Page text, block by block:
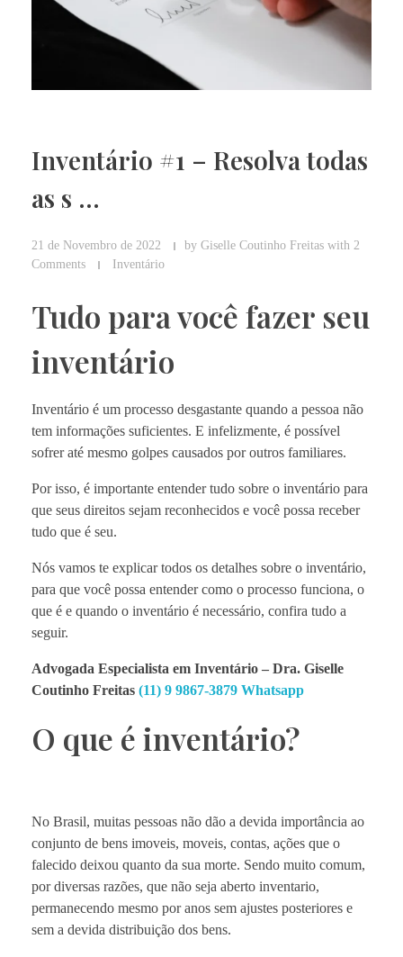
Inventário #1 – Resolva todas
as s …
21 de Novembro de 2022 by Giselle Coutinho Freitas with 2
Comments
Inventário
Tudo para você fazer seu
inventário
Inventário é um processo desgastante quando a pessoa não
tem informações suficientes. E infelizmente, é possível
sofrer até mesmo golpes causados por outros familiares.
Por isso, é importante entender tudo sobre o inventário para
que seus direitos sejam reconhecidos e você possa receber
tudo que é seu.
Nós vamos te explicar todos os detalhes sobre o inventário,
para que você possa entender como o processo funciona, o
que é e quando o inventário é necessário, confira tudo a
seguir.
Advogada Especialista em Inventário – Dra. Giselle
Coutinho Freitas (11) 9 9867-3879 Whatsapp
O que é inventário?
No Brasil, muitas pessoas não dão a devida importância ao
conjunto de bens imoveis, moveis, contas, ações que o
falecido deixou quanto da sua morte. Sendo muito comum,
por diversas razões, que não seja aberto inventario,
permanecendo mesmo por anos sem ajustes posteriores e
sem a devida distribuição dos bens.